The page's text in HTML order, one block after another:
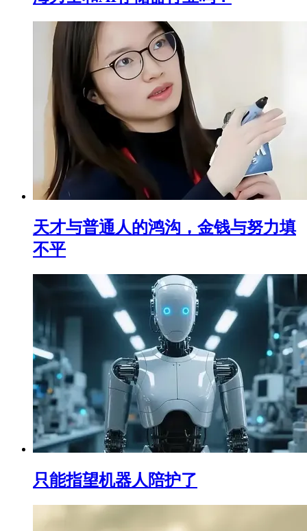
天才与普通人的鸿沟，金钱与努力填
不平
只能指望机器人陪护了